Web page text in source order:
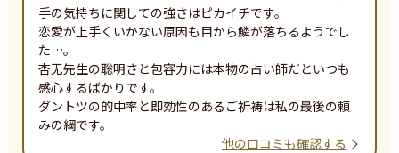
手の気持ちに関しての強さはピカイチです。
恋愛が上手くいかない原因も目から鱗が落ちるようでし
た…。
杏无先生の聡明さと包容力には本物の占い師だといつも
感心するばかりです。
ダントツの的中率と即効性のあるご祈祷は私の最後の頼
みの綱です。
他の口コミも確認する